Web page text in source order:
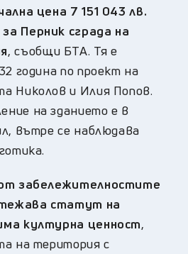
цена 7 151 043 лв.
Перник сграда на
, съобщи БТА. Тя е
година по проект на
Николов и Илия Попов.
на зданието е в
вътре се наблюдава
забележителностите
статут на
културна ценност,
на територия с